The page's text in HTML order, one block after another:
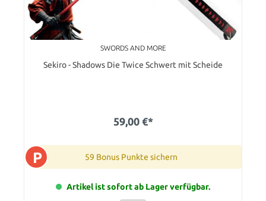
SWORDS AND MORE
Sekiro - Shadows Die Twice Schwert mit Scheide
59,00 €*
P 59 Bonus Punkte sichern
Artikel ist sofort ab Lager verfügbar.